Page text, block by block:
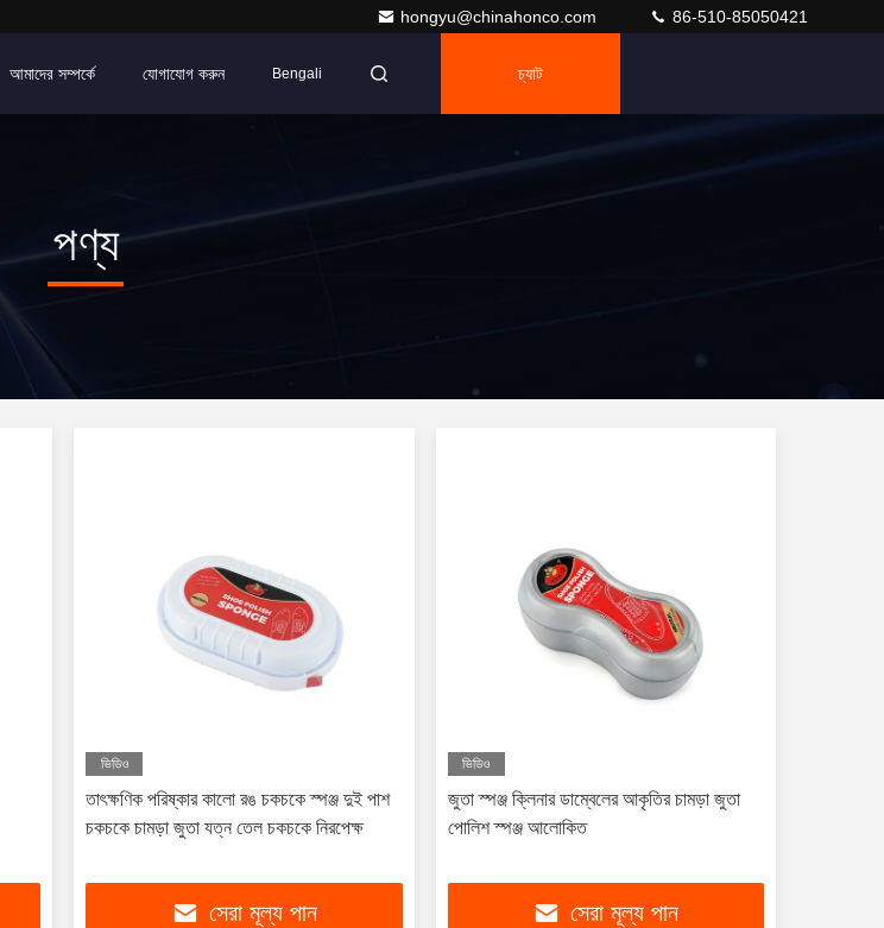
hongyu@chinahonco.com 86-510-85050421
আমাদের সম্পর্কে যোগাযোগ করুন Bengali চ্যাট
পণ্য
ভিডিও
তাৎক্ষণিক পরিষ্কার কালো রঙ চকচকে স্পঞ্জ দুই পাশ
চকচকে চামড়া জুতা যত্ন তেল চকচকে নিরপেক্ষ
সেরা মূল্য পান
ভিডিও
জুতা স্পঞ্জ ক্লিনার ডাম্বেলের আকৃতির চামড়া জুতা
পোলিশ স্পঞ্জ আলোকিত
সেরা মূল্য পান